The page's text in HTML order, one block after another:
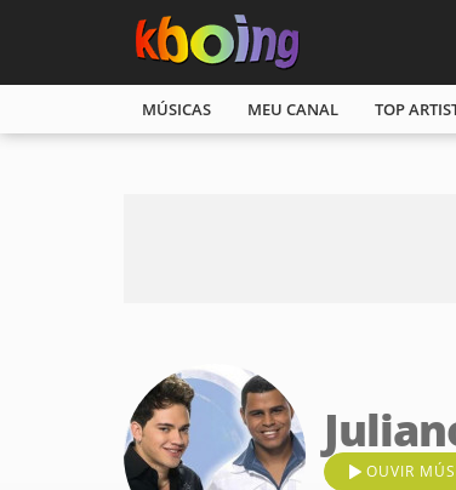
MÚSICAS MEU CANAL TOP
OUVIR